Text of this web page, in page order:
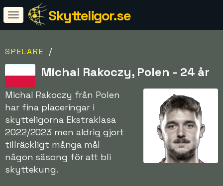
Skytteligor.se
SPELARE /
Michal Rakoczy, Polen - 24 år
Michal Rakoczy från Polen
har fina placeringar i
skytteligorna Ekstraklasa
2022/2023 men aldrig gjort
tillräckligt många mål
någon säsong för att bli
skyttekung.